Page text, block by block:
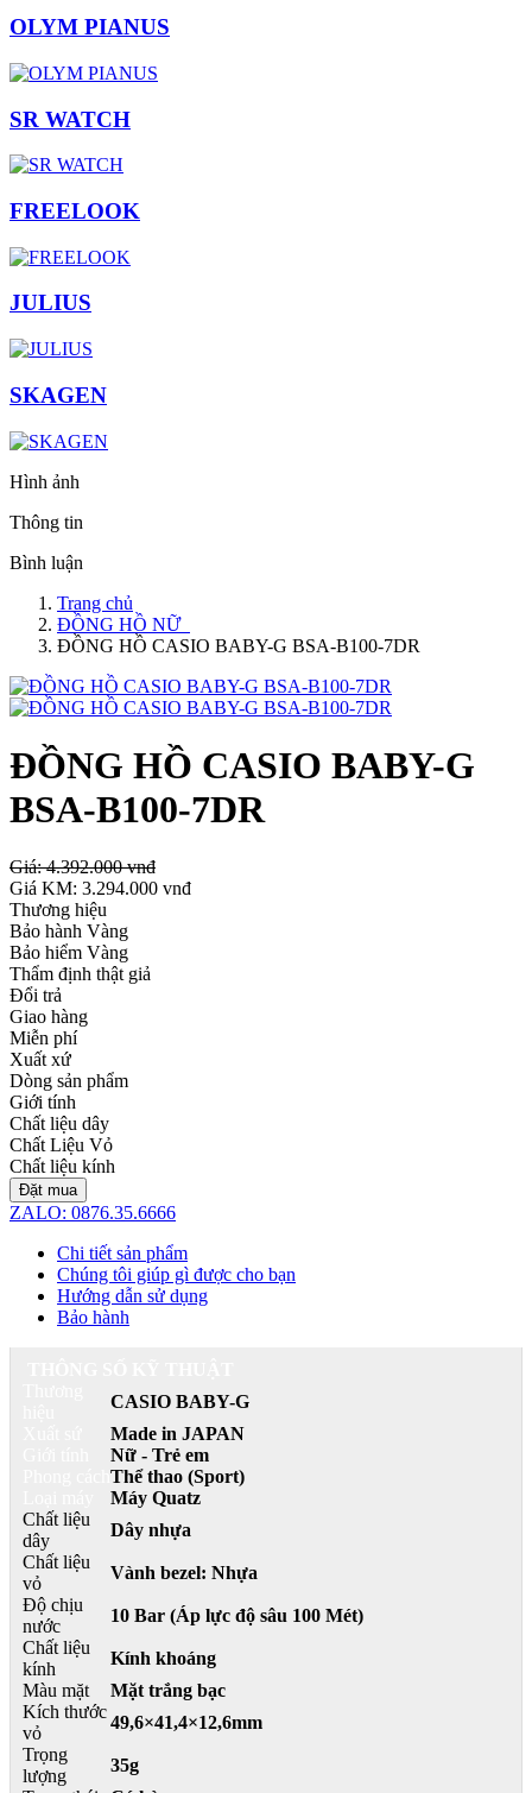
OLYM PIANUS
SR WATCH
FREELOOK
JULIUS
SKAGEN
Hình ảnh
Thông tin
Bình luận
Trang chủ
ĐỒNG HỒ NỮ
ĐỒNG HỒ CASIO BABY-G BSA-B100-7DR
ĐỒNG HỒ CASIO BABY-G
BSA-B100-7DR
Giá:4.392.000 vnđ
Giá KM: 3.294.000 vnđ
Thương hiệu
Bảo hành Vàng
Bảo hiểm Vàng
Thẩm định thật giả
Đổi trả
Giao hàng
Miễn phí
Xuất xứ
Dòng sản phẩm
Giới tính
Chất liệu dây
Chất Liệu Vỏ
Chất liệu kính
Đặt mua
ZALO: 0876.35.6666
Chi tiết sản phẩm
Chúng tôi giúp gì được cho bạn
Hướng dẫn sử dụng
Bảo hành
CASIO BABY-G
Made in JAPAN
Nữ - Trẻ em
Thể thao (Sport)
Máy Quatz
Chất liệu
dây
Dây nhựa
Chất liệu
vỏ
Vành bezel: Nhựa
Độ chịu
nước
10 Bar (Áp lực độ sâu 100 Mét)
Chất liệu
kính
Kính khoáng
Màu mặt
Mặt trắng bạc
Kích thước
vỏ
49,6×41,4×12,6mm
Trọng
lượng
35g